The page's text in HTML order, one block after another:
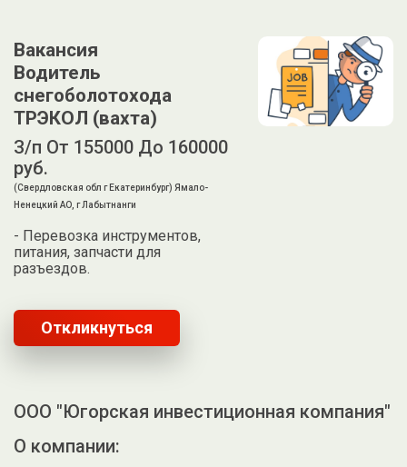
Вакансия
Водитель
снегоболотохода
ТРЭКОЛ (вахта)
З/п От 155000 До 160000
руб.
(Свердловская обл г Екатеринбург) Ямало-
Ненецкий АО, г Лабытнанги
- Перевозка инструментов,
питания, запчасти для
разъездов.
Откликнуться
ООО "Югорская инвестиционная компания"
О компании: